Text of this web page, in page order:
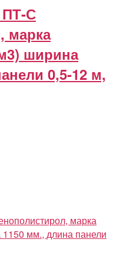
ПТ-С
марка
ширина
0,5-12 м,